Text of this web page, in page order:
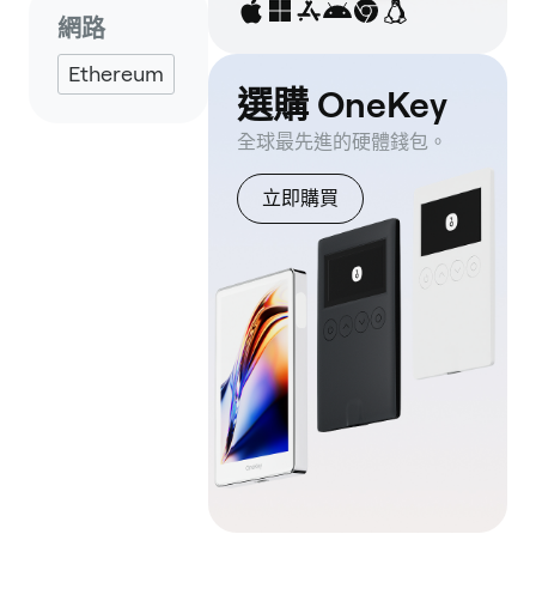
Eternl
網路
Ethereum
選購 OneKey
全球最先進的硬體錢包。
立即購買